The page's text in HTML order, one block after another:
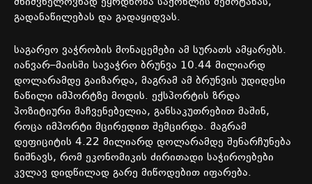
გადანაწილებას და გადაყიდვას.
საგარეო ვაჭრობის მონაცემები ამ სურათს ამყარებს.
იანვარ–მაისში სავაჭრო ბრუნვა 10.44 მილიარდ
დოლარამდე გაიზარდა, მაგრამ ამ ბრუნვის უდიდესი
ნაწილი იმპორტზე მოდის. ექსპორტის ზრდა
პოზიტიური მაჩვენებელია, განსაკუთრებით მაშინ,
როცა იმპორტი მცირედით შემცირდა. მაგრამ
დეფიციტის 4.22 მილიარდ დოლარამდე შენარჩუნება
ნიშნავს, რომ ეკონომიკის ძირითადი საჭიროებები
კვლავ დიდწილად გარე მიწოდებით იფარება.